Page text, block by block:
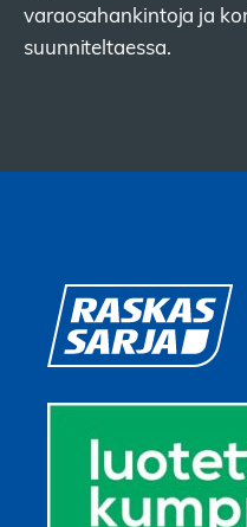
varaosahankintoja ja
suunniteltaessa.